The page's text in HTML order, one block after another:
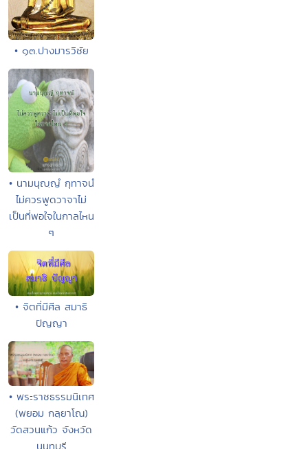
• ๑๓.ปางมารวิชัย
• นามนุญฺญํ กุทาจนํ
ไม่ควรพูดวาจาไม่
เป็นที่พอใจในกาลไหน
ๆ
• จิตที่มีศีล สมาธิ
ปัญญา
• พระราชธรรมนิเทศ
(พยอม กลฺยาโณ)
วัดสวนแก้ว จังหวัด
นนทบุรี